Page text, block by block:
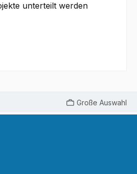
unterteilt werden
Große Auswahl